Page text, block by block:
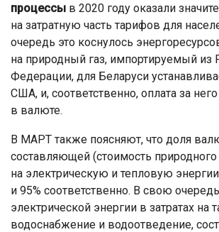
процессы в 2020 году оказали
на затратную часть тарифов для
очередь это коснулось
на природный газ, импортируемый из
Федерации, для Беларуси
США, и, соответственно, оплата за
в валюте.
В МАРТ также поясняют, что доля
составляющей (стоимость природного
на электрическую и тепловую энергии
и 95% соответственно. В свою
электрической энергии в затратах на
водоснабжение и водоотведение,